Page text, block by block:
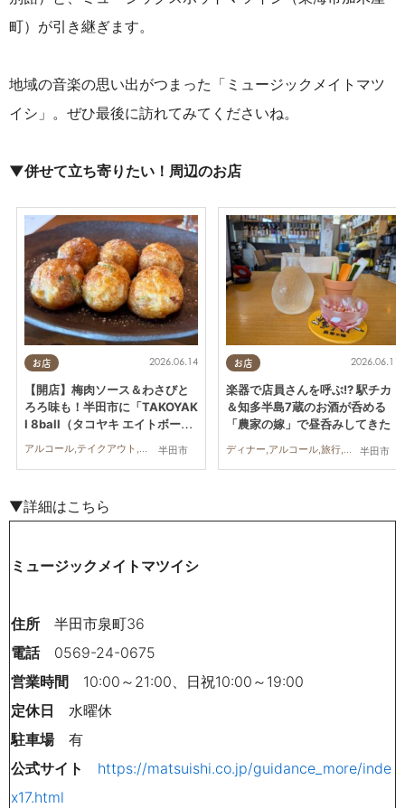
町）が引き継ぎます。
地域の音楽の思い出がつまった「ミュージックメイトマツ
イシ」。ぜひ最後に訪れてみてくださいね。
▼併せて立ち寄りたい！周辺のお店
お店
半田市
2026.06.14
【開店】梅肉ソース＆わさびと
ろろ味も！半田市に「TAKOYAK
I 8ball（タコヤキ エイトボー
アルコール,テイクアウト,開店,専門店,おひとりさま,友人
お店
半田市
2026.06.11
楽器で店員さんを呼ぶ!? 駅チカ
＆知多半島7蔵のお酒が呑める
「農家の嫁」で昼呑みしてきた
ディナー,アルコール,旅行,観光,行ってみたレポ,カップル,おひとりさま,友人
▼詳細はこちら
ミュージックメイトマツイシ
住所 半田市泉町36
電話 0569-24-0675
営業時間 10:00～21:00、日祝10:00～19:00
定休日 水曜休
駐車場有
公式サイト https://matsuishi.co.jp/guidance_more/inde
x17.html